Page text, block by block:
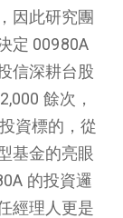
因此研究團
定 00980A
信深耕台股
餘次，
資標的，從
基金的亮眼
的投資邏
經理人更是